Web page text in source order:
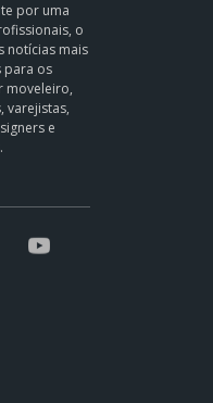
por uma
o
notícias mais
para os
moveleiro,
varejistas,
e